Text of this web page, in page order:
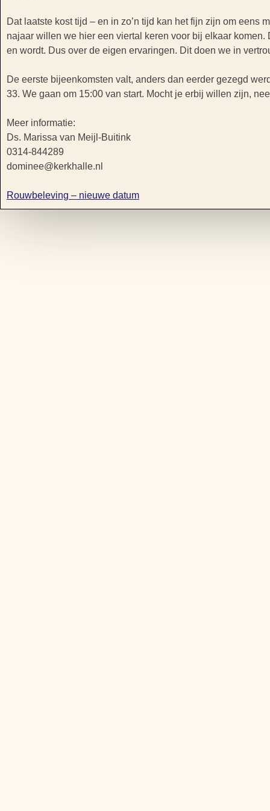
Dat laatste kost tijd – en in zo’n tijd kan het fijn zijn om
najaar willen we hier een viertal keren voor bij elkaar
en wordt. Dus over de eigen ervaringen. Dit doen we in
De eerste bijeenkomsten valt, anders dan eerder gezegd
33. We gaan om 15:00 van start. Mocht je erbij willen zijn,
Meer informatie:
Ds. Marissa van Meijl-Buitink
0314-844289
dominee@kerkhalle.nl
Rouwbeleving – nieuwe datum